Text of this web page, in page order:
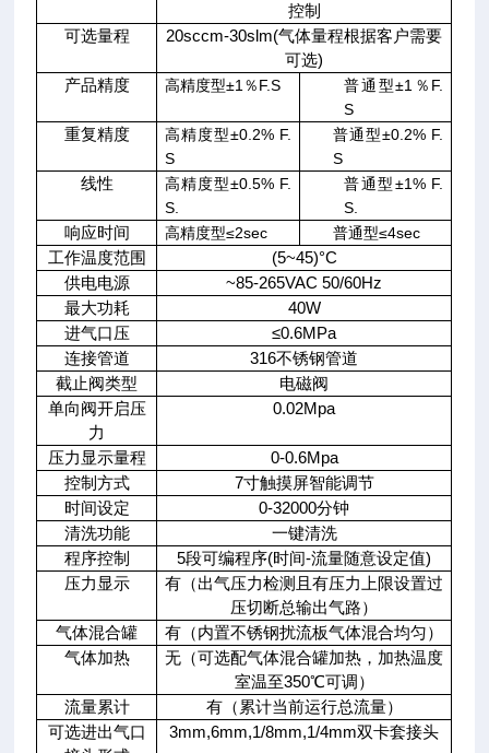
控制
可选量程
20sccm-30slm(气体量程根据客户需要
可选)
产品精度
高精度型±1％F.S
普通型±1％F.
S
重复精度
高精度型±0.2% F.
S
普通型±0.2% F.
S
线性
高精度型±0.5% F.
S.
普通型±1% F.
S.
响应时间 高精度型≤2sec 普通型≤4sec
工作温度范围 (5~45)°C
供电电源
~85-265VAC 50/60Hz
最大功耗
40W
进气口压
≤0.6MPa
连接管道
316不锈钢管道
截止阀类型
电磁阀
单向阀开启压
力
0.02Mpa
压力显示量程
0-0.6Mpa
控制方式
7寸触摸屏智能调节
时间设定
0-32000分钟
清洗功能
一键清洗
程序控制
5段可编程序(时间-流量随意设定值)
压力显示
有（出气压力检测且有压力上限设置过
压切断总输出气路）
气体混合罐
有（内置不锈钢扰流板气体混合均匀）
气体加热
无（可选配气体混合罐加热 ，加热温度
室温至350℃可调）
流量累计
有（累计当前运行总流量）
可选进出气口
3mm,6mm,1/8mm,1/4mm双卡套接头